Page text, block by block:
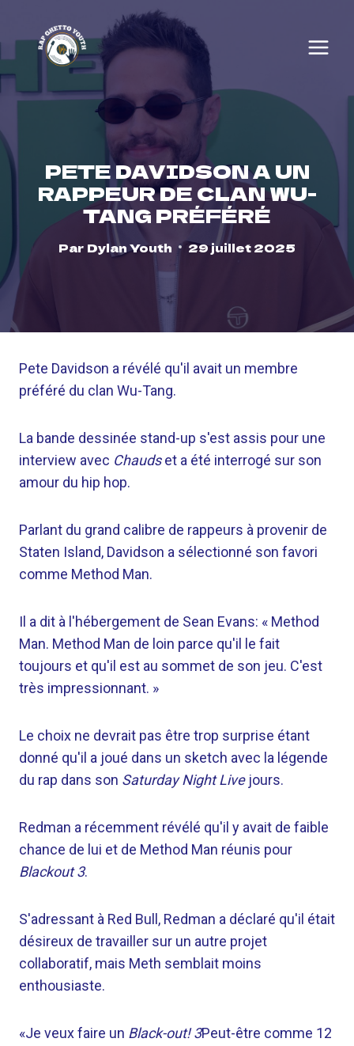
content
PETE DAVIDSON A UN
RAPPEUR DE CLAN WU-
TANG PRÉFÉRÉ
Par Dylan Youth 29 juillet 2025
Pete Davidson a révélé qu'il avait un membre
préféré du clan Wu-Tang.
La bande dessinée stand-up s'est assis pour une
interview avec Chaudset a été interrogé sur son
amour du hip hop.
Parlant du grand calibre de rappeurs à provenir de
Staten Island, Davidson a sélectionné son favori
comme Method Man.
Il a dit à l'hébergement de Sean Evans: « Method
Man. Method Man de loin parce qu'il le fait
toujours et qu'il est au sommet de son jeu. C'est
très impressionnant. »
Le choix ne devrait pas être trop surprise étant
donné qu'il a joué dans un sketch avec la légende
du rap dans son Saturday Night Livejours.
Redman a récemment révélé qu'il y avait de faible
chance de lui et de Method Man réunis pour
Blackout 3.
S'adressant à Red Bull, Redman a déclaré qu'il était
désireux de travailler sur un autre projet
collaboratif, mais Meth semblait moins
enthousiaste.
«Je veux faire un Black-out! 3Peut-être comme 12